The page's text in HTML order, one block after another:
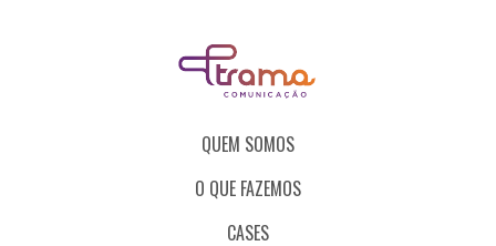
QUEM SOMOS
O QUE FAZEMOS
CASES